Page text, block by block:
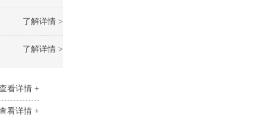
了解详情 >
了解详情 >
看详情 +
看详情 +